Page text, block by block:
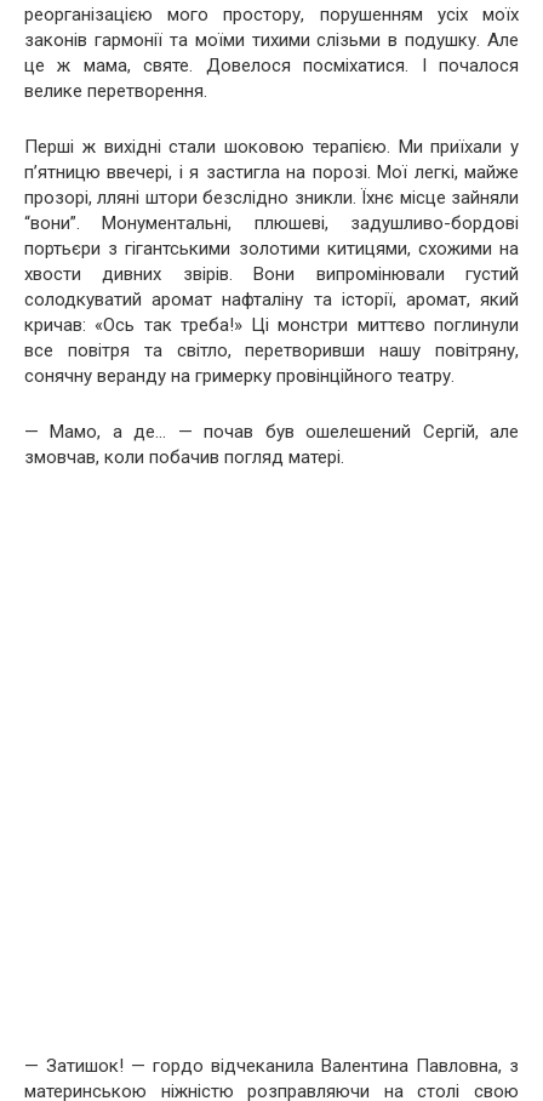
реорганізацією мого простору, порушенням усіх моїх
законів гармонії та моїми тихими слізьми в подушку. Але
це ж мама, святе. Довелося посміхатися. І почалося
велике перетворення.
Перші ж вихідні стали шоковою терапією. Ми приїхали у
п’ятницю ввечері, і я застигла на порозі. Мої легкі, майже
прозорі, лляні штори безслідно зникли. Їхнє місце зайняли
“вони”. Монументальні, плюшеві, задушливо-бордові
портьєри з гігантськими золотими китицями, схожими на
хвости дивних звірів. Вони випромінювали густий
солодкуватий аромат нафталіну та історії, аромат, який
кричав: «Ось так треба!» Ці монстри миттєво поглинули
все повітря та світло, перетворивши нашу повітряну,
сонячну веранду на гримерку провінційного театру.
— Мамо, а де… — почав був ошелешений Сергій, але
змовчав, коли побачив погляд матері.
— Затишок! — гордо відчеканила Валентина Павловна, з
материнською ніжністю розправляючи на столі свою